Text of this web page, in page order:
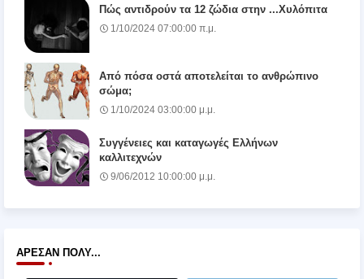
Πώς αντιδρούν τα 12 ζώδια στην ...Χυλόπιτα
1/10/2024 07:00:00 π.μ.
Από πόσα οστά αποτελείται το ανθρώπινο
σώμα;
1/10/2024 03:00:00 μ.μ.
Συγγένειες και καταγωγές Ελλήνων
καλλιτεχνών
9/06/2012 10:00:00 μ.μ.
ΆΡΕΣΑΝ ΠΟΛΎ...